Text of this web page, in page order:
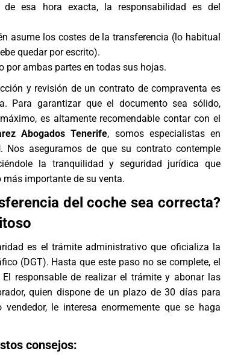
esa hora exacta, la responsabilidad es del
asume los costes de la transferencia (lo habitual
quedar por escrito).
por ambas partes en todas sus hojas.
y revisión de un contrato de compraventa es
Para garantizar que el documento sea sólido,
es altamente recomendable contar con el
Abogados Tenerife, somos especialistas en
. Nos aseguramos de que su contrato contemple
la tranquilidad y seguridad jurídica que
importante de su venta.
del coche sea correcta?
es el trámite administrativo que oficializa la
(DGT). Hasta que este paso no se complete, el
responsable de realizar el trámite y abonar las
quien dispone de un plazo de 30 días para
le interesa enormemente que se haga
consejos: